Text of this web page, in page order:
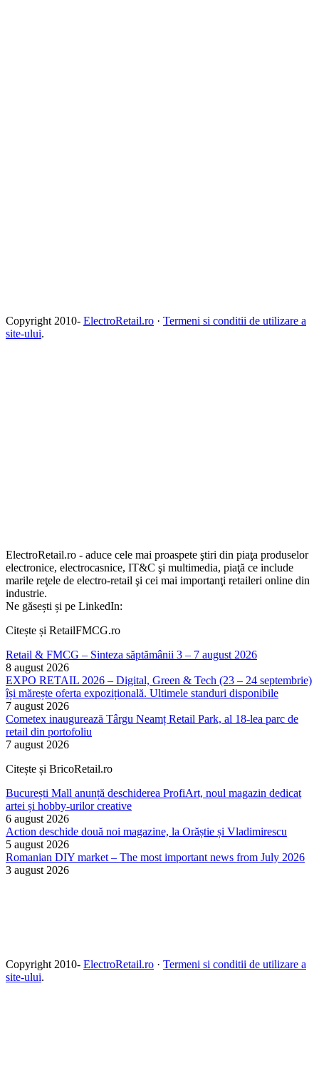
Copyright 2010- ElectroRetail.ro · Termeni si conditii de utilizare a
site-ului.
ElectroRetail.ro - aduce cele mai proaspete ştiri din piaţa produselor
electronice, electrocasnice, IT&C şi multimedia, piaţă ce include
marile reţele de electro-retail şi cei mai importanţi retaileri online din
industrie.
Ne găsești și pe LinkedIn:
Citește și RetailFMCG.ro
Retail & FMCG – Sinteza săptămânii 3 – 7 august 2026
8 august 2026
EXPO RETAIL 2026 – Digital, Green & Tech (23 – 24 septembrie)
își mărește oferta expozițională. Ultimele standuri disponibile
7 august 2026
Cometex inaugurează Târgu Neamț Retail Park, al 18-lea parc de
retail din portofoliu
7 august 2026
Citește și BricoRetail.ro
București Mall anunță deschiderea ProfiArt, noul magazin dedicat
artei și hobby-urilor creative
6 august 2026
Action deschide două noi magazine, la Orăștie și Vladimirescu
5 august 2026
Romanian DIY market – The most important news from July 2026
3 august 2026
Copyright 2010- ElectroRetail.ro · Termeni si conditii de utilizare a
site-ului.